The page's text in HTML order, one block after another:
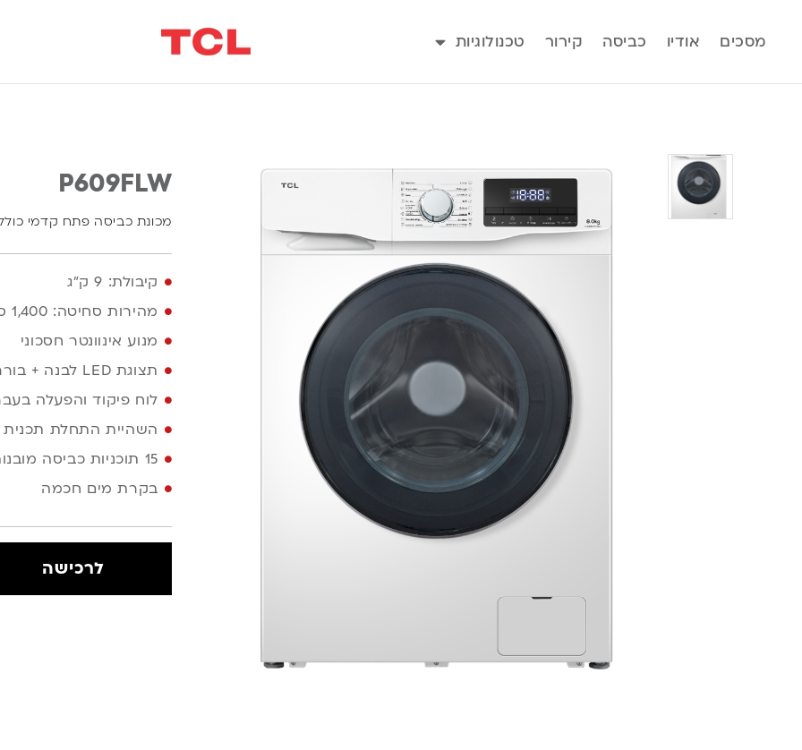
מסכים אודיו כביסה קירור טכנולוגיות
P609FLW
מכונת כביסה פתח קדמי
קיבולת: 9 ק"ג
מהירות סחיטה: 1,400 סל"ד
מנוע אינוונטר חסכוני
תצוגת LED לבנה + בורר תוכניות
לוח פיקוד והפעלה
השהיית התחלת תכנית
15 תוכניות כביסה מובנות
בקרת מים חכמה
לרכישה